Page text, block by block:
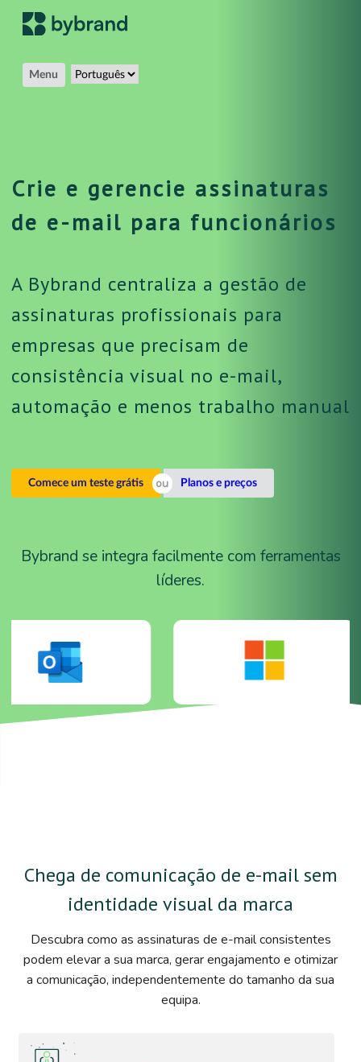
Menu
Crie e gerencie assinaturas
de e-mail para funcionários
A Bybrand centraliza a gestão de
assinaturas profissionais para
empresas que precisam de
consistência visual no e-mail,
automação e menos trabalho manual
Comece um teste grátis Planos e preços
Bybrand se integra facilmente com ferramentas
líderes.
Chega de comunicação de e-mail sem
identidade visual da marca
Descubra como as assinaturas de e-mail consistentes
podem elevar a sua marca, gerar engajamento e otimizar
a comunicação, independentemente do tamanho da sua
equipa.